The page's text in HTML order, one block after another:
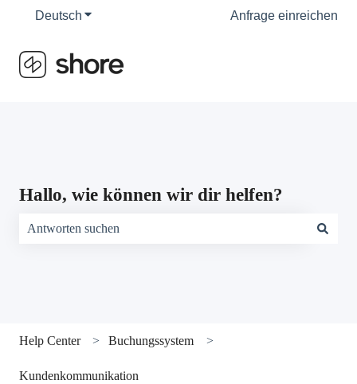
Deutsch Untermenü für Übersetzungen anzeigen
Anfrage einreichen
Hallo, wie können wir dir helfen?
Help Center Buchungssystem
Kundenkommunikation